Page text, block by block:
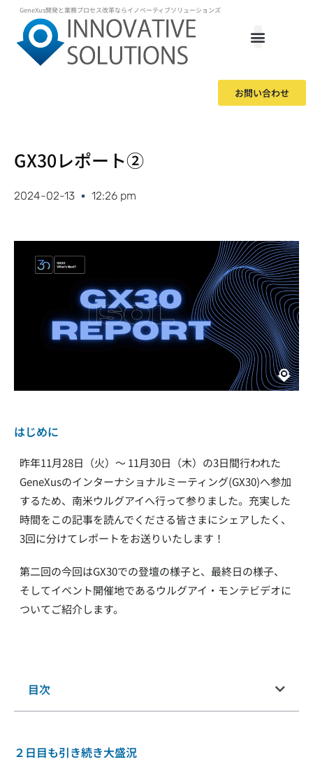
GeneXus開発と業務プロセス改革ならイノベーティブソリューションズ
お問い合わせ
GX30レポート②
2024-02-13 12:26 pm
はじめに
昨年11月28日（火）〜 11月30日（木）の3日間行われた
GeneXusのインターナショナルミーティング(GX30)へ参加
するため、南米ウルグアイへ行って参りました。充実した
時間をこの記事を読んでくださる皆さまにシェアしたく、
3回に分けてレポートをお送りいたします！
第二回の今回はGX30での登壇の様子と、最終日の様子、
そしてイベント開催地であるウルグアイ・モンテビデオに
ついてご紹介します。
目次
２日目も引き続き大盛況